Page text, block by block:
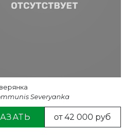
Severyanka
от 42 000 руб